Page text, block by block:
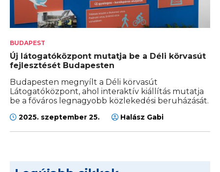
BUDAPEST
Új látogatóközpont mutatja be a Déli körvasút
fejlesztését Budapesten
Budapesten megnyílt a Déli körvasút
Látogatóközpont, ahol interaktív kiállítás mutatja
be a főváros legnagyobb közlekedési beruházását.
2025. szeptember 25. Halász Gabi